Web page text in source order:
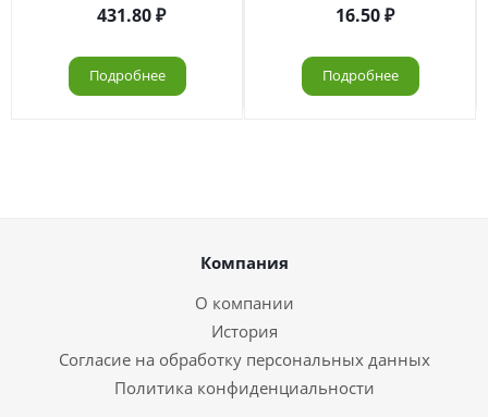
431.80
Подробнее
16.50
Подробнее
Компания
О компании
История
Согласие на обработку персональных данных
Политика конфиденциальности